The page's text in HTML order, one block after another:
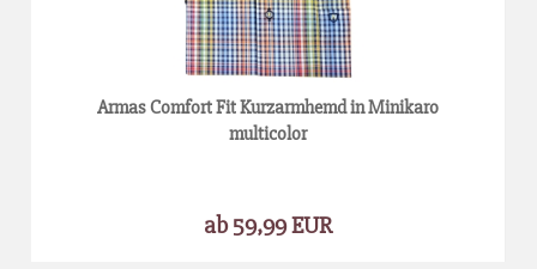
Armas Comfort Fit Kurzarmhemd in Minikaro
multicolor
ab 59,99 EUR